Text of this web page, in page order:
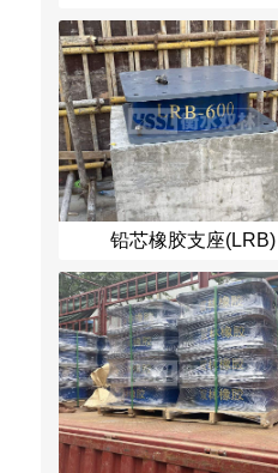
铅芯橡胶支座(LRB)